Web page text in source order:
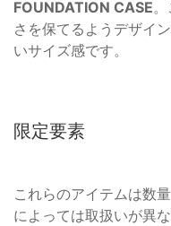
FOUNDATION CASE
さを保てるようデザイ
いサイズ感です。
限定要素
これらのアイテムは数
によっては取扱いが異